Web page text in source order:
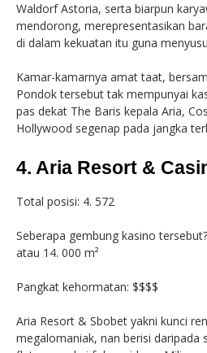
Waldorf Astoria, serta biarpun
mendorong, merepresentasikan
di dalam kekuatan itu guna
Kamar-kamarnya amat taat,
Pondok tersebut tak mempunyai
pas dekat The Baris kepala Aria,
Hollywood segenap pada jangka
4. Aria Resort &
Total posisi: 4. 572
Seberapa gembung kasino
atau 14. 000 m²
Pangkat kehormatan: $$$$
Aria Resort & Sbobet yakni kunci
megalomaniak, nan berisi daripada